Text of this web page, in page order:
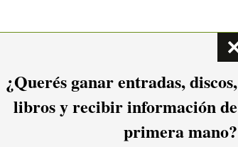
que está bien ahí".
afuera.
la idea de
¿Querés ganar entradas, discos,
libros y recibir información de
primera mano?